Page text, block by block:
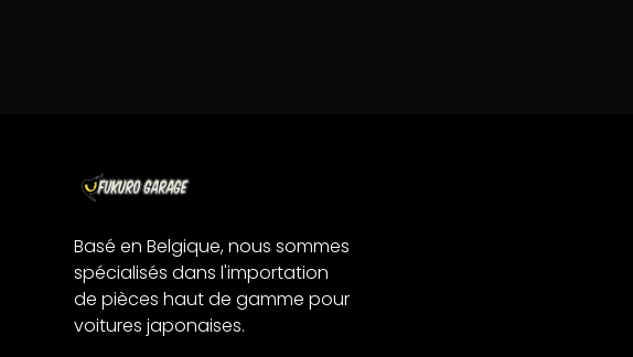
Basé en Belgique, nous sommes
spécialisés dans l'importation
de pièces haut de gamme pour
voitures japonaises.